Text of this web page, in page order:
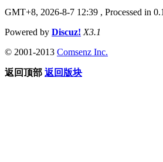
GMT+8, 2026-8-7 12:39 , Processed in
Powered by Discuz! X3.1
© 2001-2013 Comsenz Inc.
返回顶部 返回版块